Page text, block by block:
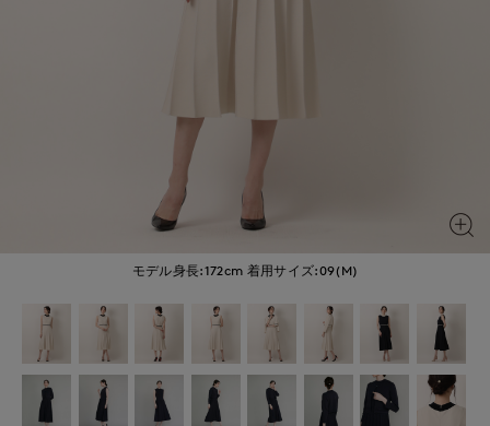
モデル身長:172cm 着用サイズ:09(M)